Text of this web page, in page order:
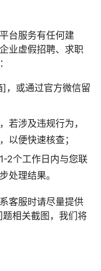
台服务有任何建
业虚假招聘、求职
，或通过官方微信留
若涉及违规行为，
以便快速核查；
2个工作日内与您联
处理结果。
客服时请尽量提供
相关截图，我们将